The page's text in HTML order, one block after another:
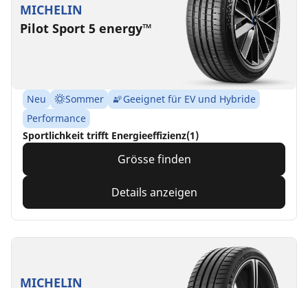
MICHELIN
Pilot Sport 5 energy™
Neu Sommer
Geeignet für EV und Hybride
Performance
Sportlichkeit trifft Energieeffizienz(1)
Grösse finden
Details anzeigen
MICHELIN